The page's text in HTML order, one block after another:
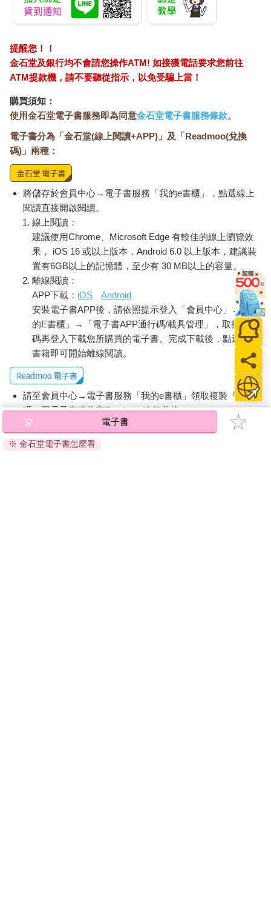
提醒您！！
金石堂及銀行均不會請您操作ATM! 如接獲電話要求您前往
ATM提款機，請不要聽從指示，以免受騙上當！
購買須知：
使用金石堂電子書服務即為同意金石堂電子書服務條款。
電子書分為「金石堂(線上閱讀+APP)」及「Readmoo(兌換
碼)」兩種：
將儲存於會員中心→電子書服務「我的e書櫃」，點選線上
閱讀直接開啟閱讀。
線上閱讀：
建議使用Chrome、Microsoft Edge 有較佳的線上瀏覽效
果， iOS 16 或以上版本，Android 6.0 以上版本，建議裝
置有6GB以上的記憶體，至少有 30 MB以上的容量。
離線閱讀：
APP下載： iOS
Android
安裝電子書APP後，請依照提示登入「會員中心」→「我
的E書櫃」→「電子書APP通行碼/載具管理」，取得通行
碼再登入下載您所購買的電子書。完成下載後，點選任一
書籍即可開始離線閱讀。
請至會員中心→電子書服務「我的e書櫃」領取複製『兌換
碼』至電子書服務商Readmoo進行兌換。
退換貨須知：
因版權保護，您在金石堂所購買的電子書僅能以金石堂專屬
電子書
※ 金石堂電子書怎麼看